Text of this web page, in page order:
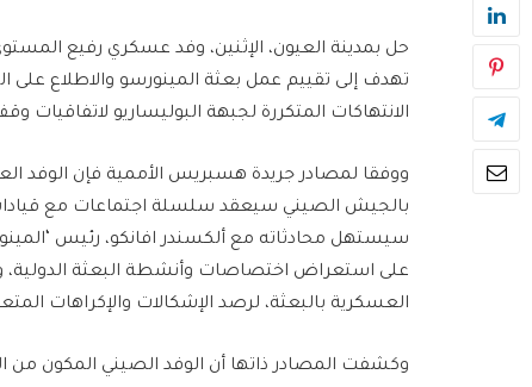
حل بمدينة العيون، الإثنين، وفد عسكري رفيع
تهدف إلى تقييم عمل بعثة المينورسو والاطلاع على
الانتهاكات المتكررة لجبهة البوليساريو لاتفاقيات
ووفقا لمصادر جريدة هسبريس الأممية فإن
بالجيش الصيني سيعقد سلسلة اجتماعات مع قيادات
سيستهل محادثاته مع ألكسندر افانكو، رئيس
على استعراض اختصاصات وأنشطة البعثة الدولية،
العسكرية بالبعثة، لرصد الإشكالات والإكراهات